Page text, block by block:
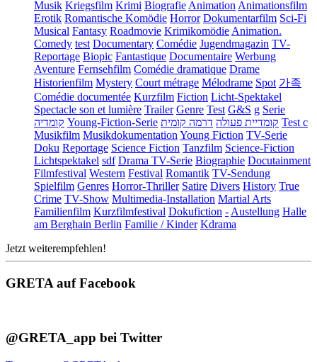
Musik Kriegsfilm Krimi Biografie Animation Animationsfilm
Erotik Romantische Komödie Horror Dokumentarfilm Sci-Fi
Musical Fantasy Roadmovie Krimikomödie Animation.
Comedy test Documentary Comédie Jugendmagazin TV-
Reportage Biopic Fantastique Documentaire Werbung
Aventure Fernsehfilm Comédie dramatique Drame
Historienfilm Mystery Court métrage Mélodrame Spot 가족
Comédie documentée Kurzfilm Fiction Licht-Spektakel
Spectacle son et lumière Trailer Genre Test G&S g Serie
קומדיה Young-Fiction-Serie קומדיית פעולה דרמה קומית
Test c
Musikfilm Musikdokumentation Young Fiction TV-Serie
Doku Reportage Science Fiction Tanzfilm Science-Fiction
Lichtspektakel sdf Drama TV-Serie Biographie Docutainment
Filmfestival Western Festival Romantik TV-Sendung
Spielfilm Genres Horror-Thriller Satire Divers History True
Crime TV-Show Multimedia-Installation Martial Arts
Familienfilm Kurzfilmfestival Dokufiction - Austellung Halle
am Berghain Berlin Familie / Kinder Kdrama
Jetzt weiterempfehlen!
GRETA auf Facebook
@GRETA_app bei Twitter